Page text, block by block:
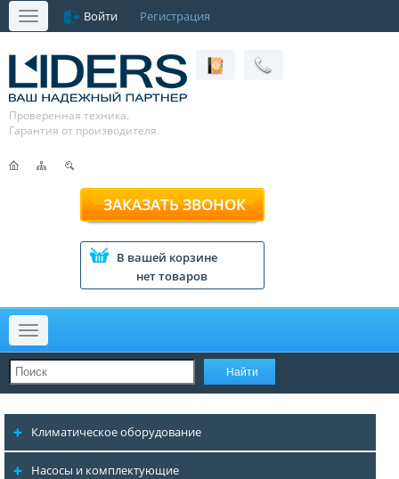
Меню Войти Регистрация
Проверенная техника.
Гарантия от производителя.
ЗАКАЗАТЬ ЗВОНОК
В вашей корзине
нет товаров
Меню
Климатическое оборудование
Насосы и комплектующие